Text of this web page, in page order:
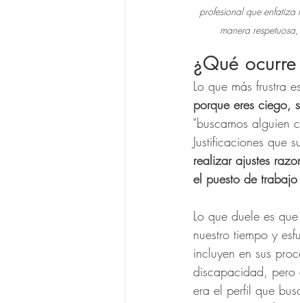
profesional que
manera
¿Qué
Lo que más frustra
porque eres ciego,
"buscamos alguien
Justificaciones que
realizar ajustes
el puesto de
Lo que duele es
nuestro tiempo y
incluyen en sus
discapacidad, pero
era el perfil que